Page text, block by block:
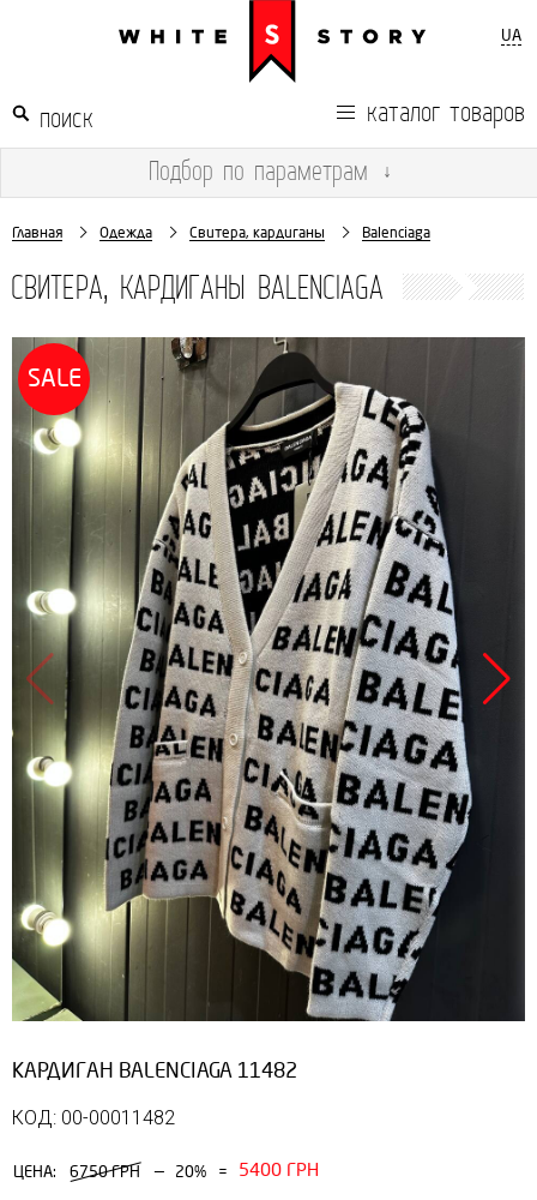
UA
каталог товаров
Подбор по параметрам ↓
Главная Одежда Свитера, кардиганы Balenciaga
СВИТЕРА, КАРДИГАНЫ BALENCIAGA
SALE
КАРДИГАН BALENCIAGA 11482
КОД: 00-00011482
ЦЕНА: 6750 ГРН — 20% = 5400 ГРН